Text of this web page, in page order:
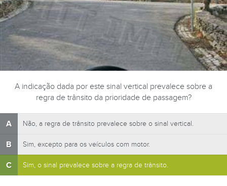
A indicação dada por este sinal vertical prevalece sobre a
regra de trânsito da prioridade de passagem?
A Não, a regra de trânsito prevalece sobre o sinal vertical.
B Sim, excepto para os veículos com motor.
C Sim, o sinal prevalece sobre a regra de trânsito.